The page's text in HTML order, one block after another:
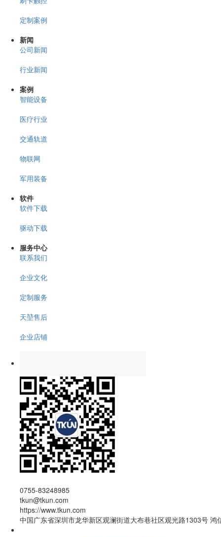
定制案例
新闻
公司新闻
行业新闻
案例
智能设备
医疗行业
交通轨道
物联网
军用装备
软件
软件下载
驱动下载
服务中心
联系我们
企业文化
定制服务
天堃售后
企业店铺
0755-83248985
tkun@tkun.com
https://www.tkun.com
中国广东省深圳市龙华新区观澜街道大布巷社区观光路1303号 鸿